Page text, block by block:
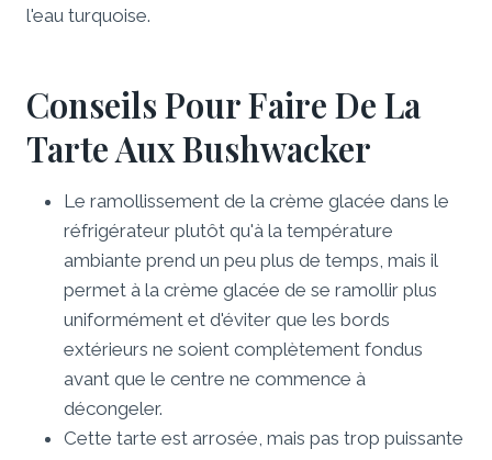
l'eau turquoise.
Conseils Pour Faire De La
Tarte Aux Bushwacker
Le ramollissement de la crème glacée dans le
réfrigérateur plutôt qu'à la température
ambiante prend un peu plus de temps, mais il
permet à la crème glacée de se ramollir plus
uniformément et d'éviter que les bords
extérieurs ne soient complètement fondus
avant que le centre ne commence à
décongeler.
Cette tarte est arrosée, mais pas trop puissante